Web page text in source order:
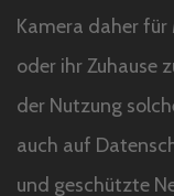
Kamera daher für
oder ihr Zuhause
der Nutzung
auch auf
und geschützte